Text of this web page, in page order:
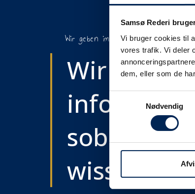
Samsø Rederi
Vi bruger cookies til
vores trafik. Vi deler
dem, eller som de
Nødvendig
Wir geben immer Bescheid
Wir
sobald wir
wissen....